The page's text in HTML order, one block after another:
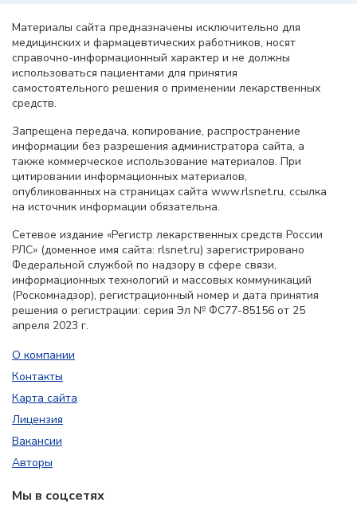
Материалы сайта предназначены исключительно для
медицинских и фармацевтических работников, носят
справочно-информационный характер и не должны
использоваться пациентами для принятия
самостоятельного решения о применении лекарственных
средств.
Запрещена передача, копирование, распространение
информации без разрешения администратора сайта, а
также коммерческое использование материалов. При
цитировании информационных материалов,
опубликованных на страницах сайта www.rlsnet.ru, ссылка
на источник информации обязательна.
Сетевое издание «Регистр лекарственных средств России
РЛС» (доменное имя сайта: rlsnet.ru) зарегистрировано
Федеральной службой по надзору в сфере связи,
информационных технологий и массовых коммуникаций
(Роскомнадзор), регистрационный номер и дата принятия
решения о регистрации: серия Эл № ФС77-85156 от 25
апреля 2023 г.
О компании
Контакты
Карта сайта
Лицензия
Вакансии
Авторы
Мы в соцсетях